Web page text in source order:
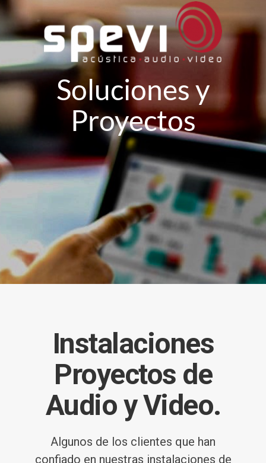
Soluciones y
Proyectos
Instalaciones
Proyectos de
Audio y Video.
Algunos de los clientes que han
confiado en nuestras instalaciones de